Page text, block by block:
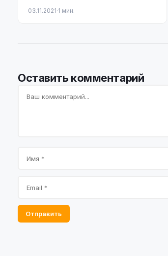
03.11.2021·1 мин.
Оставить комментарий
Отправить